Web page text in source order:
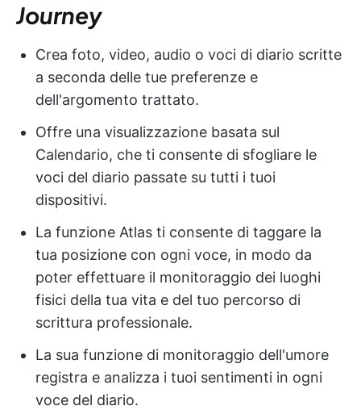
Journey
Crea foto, video, audio o voci di diario scritte
a seconda delle tue preferenze e
dell'argomento trattato.
Offre una visualizzazione basata sul
Calendario, che ti consente di sfogliare le
voci del diario passate su tutti i tuoi
dispositivi.
La funzione Atlas ti consente di taggare la
tua posizione con ogni voce, in modo da
poter effettuare il monitoraggio dei luoghi
fisici della tua vita e del tuo percorso di
scrittura professionale.
La sua funzione di monitoraggio dell'umore
registra e analizza i tuoi sentimenti in ogni
voce del diario.